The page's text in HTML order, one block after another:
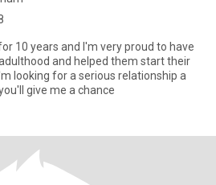
10 years and I'm very proud to have
and helped them start their
looking for a serious relationship a
give me a chance